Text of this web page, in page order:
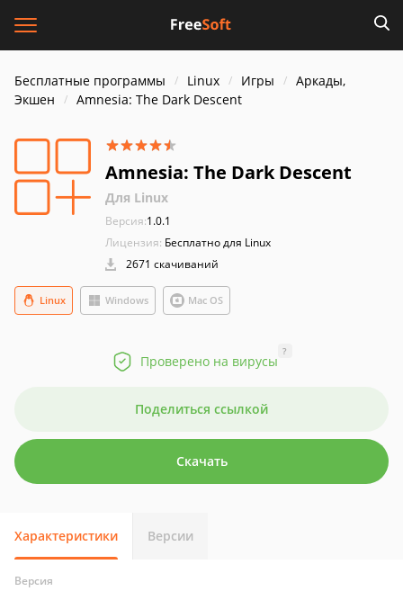
Бесплатные программы Linux Игры
Аркады,
Экшен
Amnesia: The Dark Descent
Amnesia: The Dark Descent
Для Linux
Версия:1.0.1
Лицензия: Бесплатно для Linux
2671 скачиваний
Windows
Linux Mac OS
Проверено на вирусы
?
Поделиться ссылкой
Скачать
Характеристики Версии
Версия